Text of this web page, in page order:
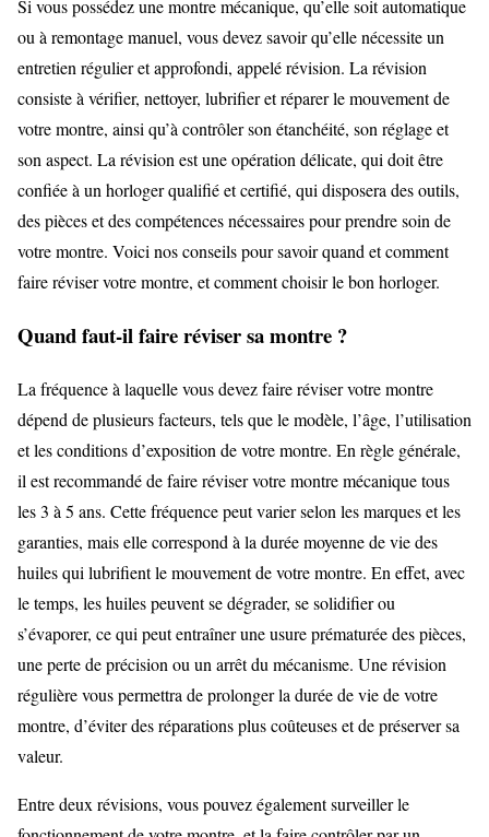
Si vous possédez une montre mécanique, qu’elle soit automatique
ou à remontage manuel, vous devez savoir qu’elle nécessite un
entretien régulier et approfondi, appelé révision. La révision
consiste à vérifier, nettoyer, lubrifier et réparer le mouvement de
votre montre, ainsi qu’à contrôler son étanchéité, son réglage et
son aspect. La révision est une opération délicate, qui doit être
confiée à un horloger qualifié et certifié, qui disposera des outils,
des pièces et des compétences nécessaires pour prendre soin de
votre montre. Voici nos conseils pour savoir quand et comment
faire réviser votre montre, et comment choisir le bon horloger.
Quand faut-il faire réviser sa montre ?
La fréquence à laquelle vous devez faire réviser votre montre
dépend de plusieurs facteurs, tels que le modèle, l’âge, l’utilisation
et les conditions d’exposition de votre montre. En règle générale,
il est recommandé de faire réviser votre montre mécanique tous
les 3 à 5 ans. Cette fréquence peut varier selon les marques et les
garanties, mais elle correspond à la durée moyenne de vie des
huiles qui lubrifient le mouvement de votre montre. En effet, avec
le temps, les huiles peuvent se dégrader, se solidifier ou
s’évaporer, ce qui peut entraîner une usure prématurée des pièces,
une perte de précision ou un arrêt du mécanisme. Une révision
régulière vous permettra de prolonger la durée de vie de votre
montre, d’éviter des réparations plus coûteuses et de préserver sa
valeur.
Entre deux révisions, vous pouvez également surveiller le